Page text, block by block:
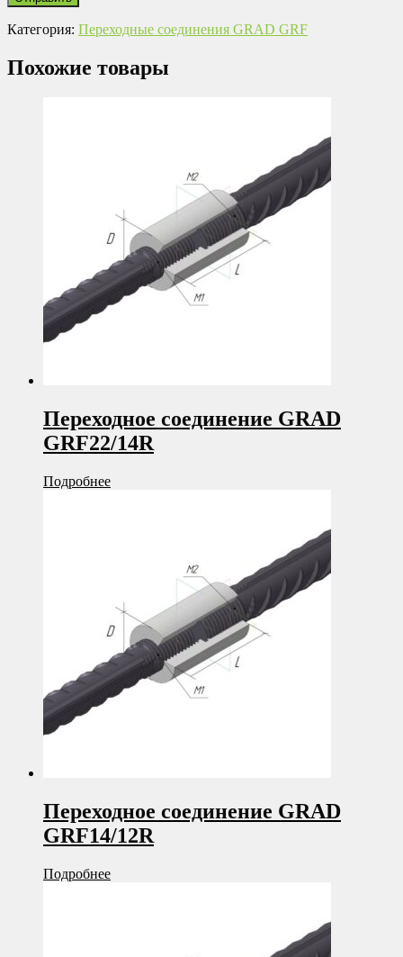
Категория: Переходные соединения GRAD GRF
Похожие товары
Переходное соединение GRAD
GRF22/14R
Подробнее
Переходное соединение GRAD
GRF14/12R
Подробнее